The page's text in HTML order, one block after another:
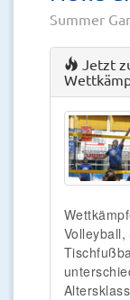
Summer
Jetzt
Volleyball,